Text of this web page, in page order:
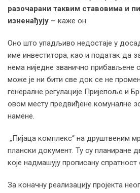
разочарани таквим ставовима и
изненађују – каже он.
Оно што упадљиво недостаје у
име инвеститора, као и податак да
нема ниједне званично прибављене
може је ни бити све док се не
генералне регулације Пријепоље и
овом месту предвиђене комуналне
намене.
„Пијаца комплекс“ на друштвеним
плански документ. Ту су планиране
које надмашују прописану спрaтност
За коначну реализацију пројекта